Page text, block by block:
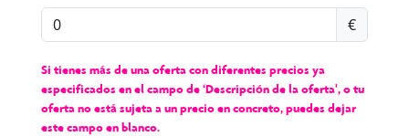
€
Si tienes más de una oferta con diferentes precios ya
especificados en el campo de ‘Descripción de la oferta', o tu
oferta no está sujeta a un precio en concreto, puedes dejar
este campo en blanco.